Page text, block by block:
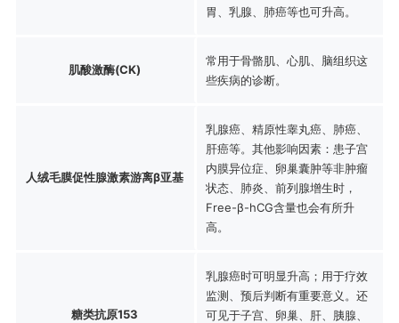
胃、乳腺、肺癌等也可升高。
肌酸激酶(CK)
常用于骨骼肌、心肌、脑组织这
些疾病的诊断。
人绒毛膜促性腺激素游离β亚基
乳腺癌、精原性睾丸癌、肺癌、
肝癌等。其他影响因素：患子宫
内膜异位症、卵巢囊肿等非肿瘤
状态、肺炎、前列腺增生时，
Free-β-hCG含量也会有所升
高。
糖类抗原153
乳腺癌时可明显升高；用于疗效
监测、预后判断有重要意义。还
可见于子宫、卵巢、肝、胰腺、